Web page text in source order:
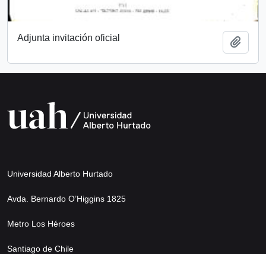
Adjunta invitación oficial
Universidad Alberto Hurtado
Avda. Bernardo O’Higgins 1825
Metro Los Héroes
Santiago de Chile